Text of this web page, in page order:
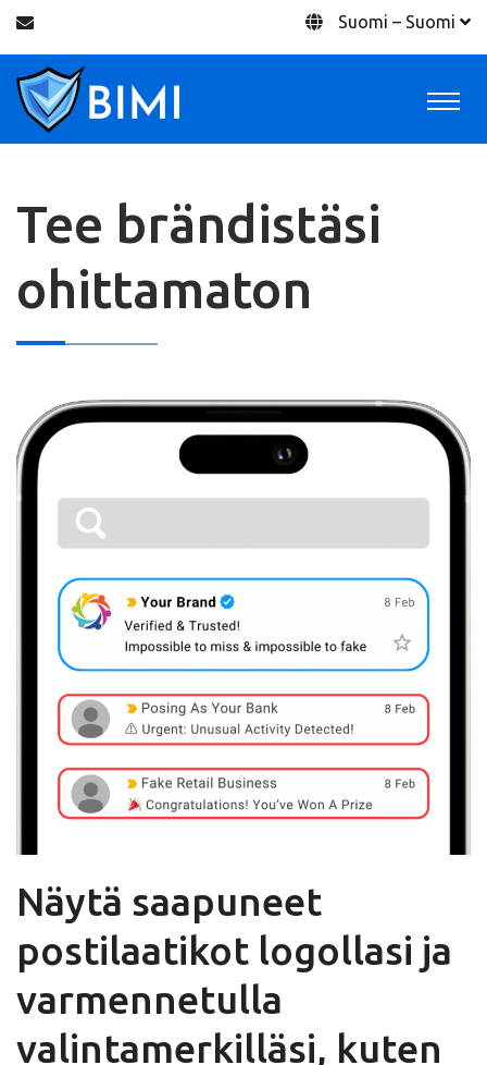
Suomi – Suomi
Tee brändistäsi
ohittamaton
Näytä saapuneet
postilaatikot logollasi ja
varmennetulla
valintamerkilläsi, kuten